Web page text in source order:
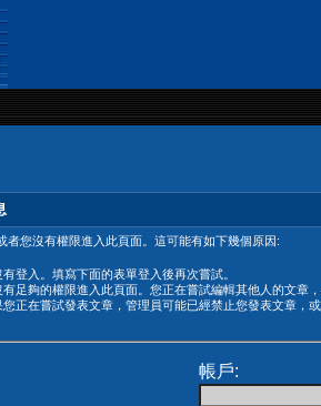
者您沒有權限進入此頁面。這可能有如下幾個原因:
有登入。填寫下面的表單登入後再次嘗試。
有足夠的權限進入此頁面。您正在嘗試編輯其他人的文章
您正在嘗試發表文章，管理員可能已經禁止您發表文章，
帳戶: